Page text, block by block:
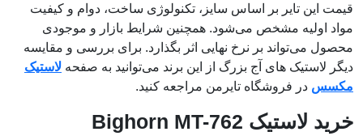
قیمت این تایر بر اساس سایز، تکنولوژی ساخت، دوام و کیفیت
مواد اولیه مشخص می‌شود. همچنین شرایط بازار و موجودی
محصول می‌تواند بر نرخ نهایی اثر بگذارد. برای بررسی و مقایسه
دیگر لاستیک های آج بزرگ از این برند می‌توانید به صفحه لاستیک
مکسس در فروشگاه تایرمن مراجعه کنید.
خرید لاستیک Bighorn MT-762